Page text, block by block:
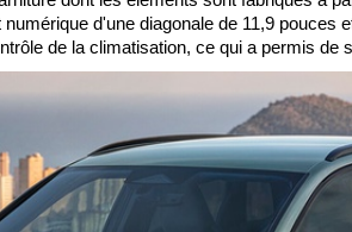
d'une diagonale de 11,9 pouces
de la climatisation, ce qui a permis de